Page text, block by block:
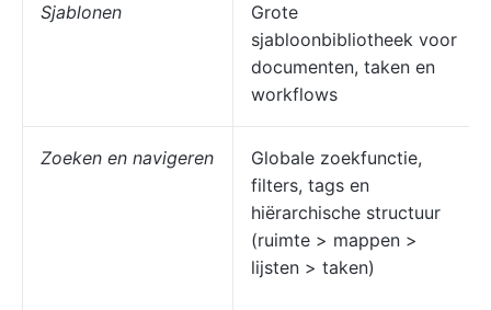
Sjablonen
Grote
sjabloonbibliotheek voor
documenten, taken en
workflows
Zoeken en navigeren
Globale zoekfunctie,
filters, tags en
hiërarchische structuur
(ruimte > mappen >
lijsten > taken)